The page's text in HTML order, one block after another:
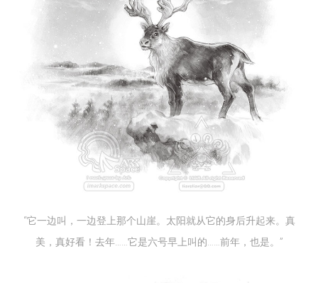
“它一边叫，一边登上那个山崖。太阳就从它的身后升起来。真
美，真好看！去年……它是六号早上叫的……前年，也是。”